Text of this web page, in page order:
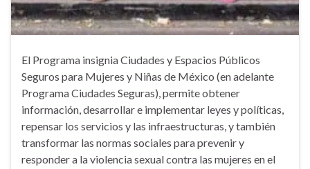
El Programa insignia Ciudades y Espacios Públicos
Seguros para Mujeres y Niñas de México (en adelante
Programa Ciudades Seguras), permite obtener
información, desarrollar e implementar leyes y políticas,
repensar los servicios y las infraestructuras, y también
transformar las normas sociales para prevenir y
responder a la violencia sexual contra las mujeres en el